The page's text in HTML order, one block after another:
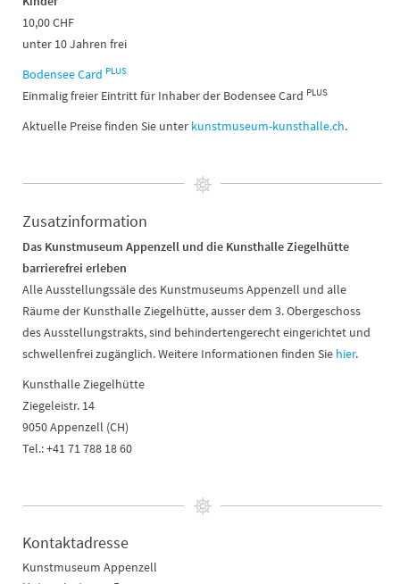
10,00 CHF
unter 10 Jahren frei
Bodensee Card PLUS
Einmalig freier Eintritt für Inhaber der Bodensee Card PLUS
Aktuelle Preise finden Sie unter kunstmuseum-kunsthalle.ch.
Zusatzinformation
Das Kunstmuseum Appenzell und die Kunsthalle Ziegelhütte
barrierefrei erleben
Alle Ausstellungssäle des Kunstmuseums Appenzell und alle
Räume der Kunsthalle Ziegelhütte, ausser dem 3. Obergeschoss
des Ausstellungstrakts, sind behindertengerecht eingerichtet und
schwellenfrei zugänglich. Weitere Informationen finden Sie hier.
Kunsthalle Ziegelhütte
Ziegeleistr. 14
9050 Appenzell (CH)
Tel.: +41 71 788 18 60
Kontaktadresse
Kunstmuseum Appenzell